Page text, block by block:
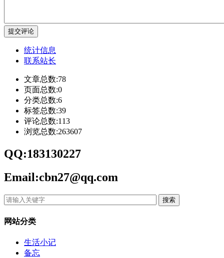
提交评论
统计信息
联系站长
文章总数:78
页面总数:0
分类总数:6
标签总数:39
评论总数:113
浏览总数:263607
QQ:183130227
Email:cbn27@qq.com
搜索
网站分类
生活小记
备忘